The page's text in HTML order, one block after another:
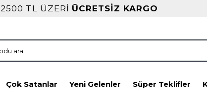
2500 TL ÜZERİ ÜCRETSİZ KARGO
Çok Satanlar Yeni Gelenler Süper Teklifler